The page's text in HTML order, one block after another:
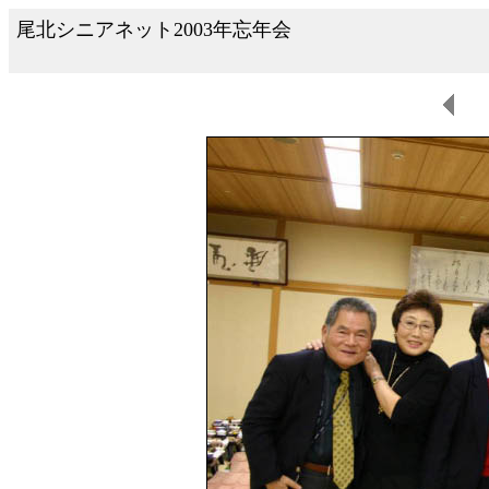
尾北シニアネット2003年忘年会